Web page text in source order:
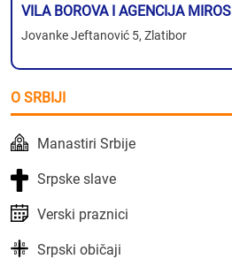
VILA BOROVA I AGENCIJA MIROS
Jovanke Jeftanović 5, Zlatibor
O SRBIJI
Manastiri Srbije
Srpske slave
Verski praznici
Srpski običaji